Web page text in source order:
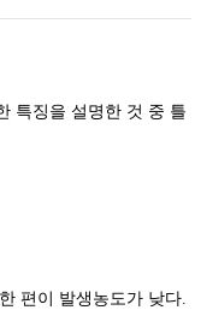
특징을 설명한 것 중 틀
편이 발생농도가 낮다.